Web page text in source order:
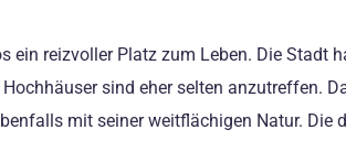
ein reizvoller Platz zum Leben. Die Stadt
Hochhäuser sind eher selten anzutreffen.
mit seiner weitflächigen Natur. Die